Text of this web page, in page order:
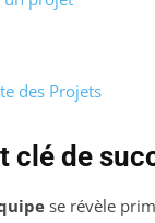
des Projets
clé de
se révèle